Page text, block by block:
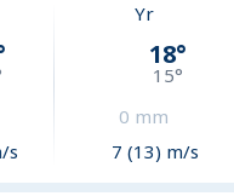
s
Yr
18°
15°
0 mm
7 (13) m/s